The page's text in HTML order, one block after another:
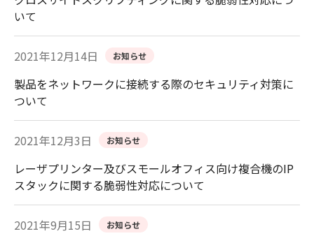
いて
2021年12月14日 お知らせ
製品をネットワークに接続する際のセキュリティ対策に
ついて
2021年12月3日 お知らせ
レーザプリンター及びスモールオフィス向け複合機のIP
スタックに関する脆弱性対応について
2021年9月15日 お知らせ